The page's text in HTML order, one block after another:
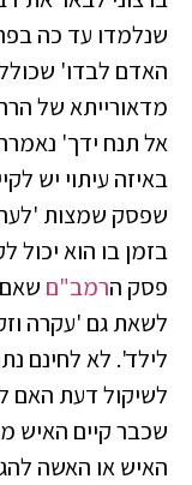
שנלמדו עד כה
האדם לבדו'
מדאורייתא של
אל תנח ידך'
באיזה עיתוי יש
שפסק שמצות
בזמן בו הוא יכול
פסק הרמב"ם שאם
לשאת גם 'עקרה
לילד'. לא לחינם
לשיקול דעת האם
שכבר קיים האיש
האיש או האשה